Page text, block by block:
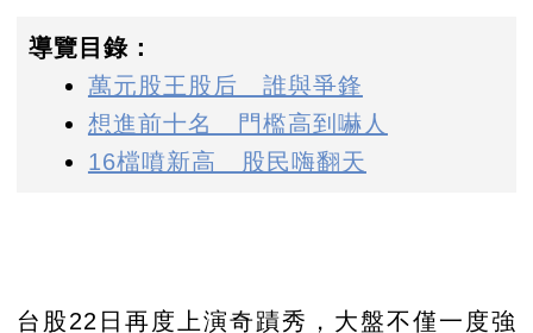
導覽目錄：
萬元股王股后 誰與爭鋒
想進前十名 門檻高到嚇人
16檔噴新高 股民嗨翻天
台股22日再度上演奇蹟秀，大盤不僅一度強